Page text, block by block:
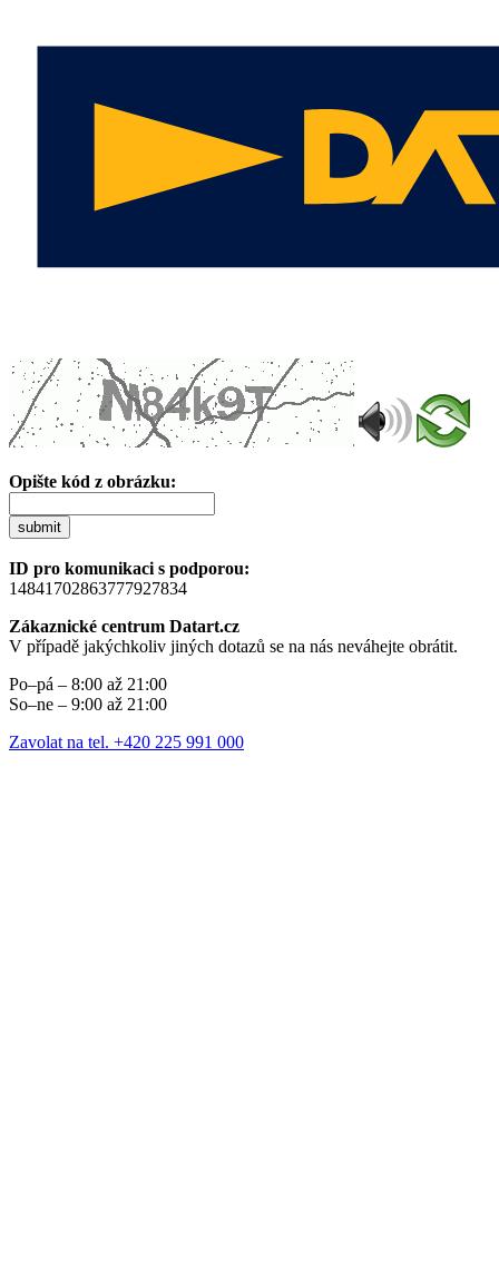
Opište kód z obrázku:
submit
ID pro komunikaci s podporou:
14841702863777927834
Zákaznické centrum Datart.cz
V případě jakýchkoliv jiných dotazů se na nás neváhejte obrátit.
Po–pá – 8:00 až 21:00
So–ne – 9:00 až 21:00
Zavolat na tel. +420 225 991 000